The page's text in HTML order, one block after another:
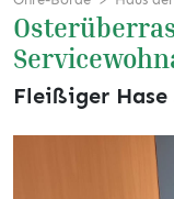
Fleißiger